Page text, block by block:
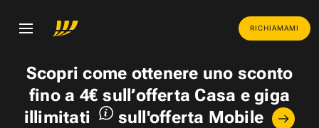
RICHIAMAMI
Scopri come ottenere uno sconto
fino a 4€ sull’offerta Casa egiga
illimitati
sull'offerta Mobile